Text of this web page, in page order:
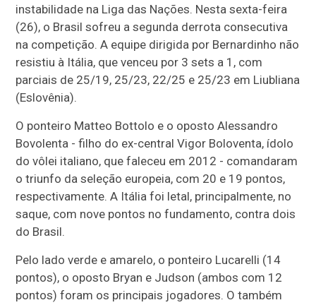
instabilidade na Liga das Nações. Nesta sexta-feira
(26), o Brasil sofreu a segunda derrota consecutiva
na competição. A equipe dirigida por Bernardinho não
resistiu à Itália, que venceu por 3 sets a 1, com
parciais de 25/19, 25/23, 22/25 e 25/23 em Liubliana
(Eslovênia).
O ponteiro Matteo Bottolo e o oposto Alessandro
Bovolenta - filho do ex-central Vigor Boloventa, ídolo
do vôlei italiano, que faleceu em 2012 - comandaram
o triunfo da seleção europeia, com 20 e 19 pontos,
respectivamente. A Itália foi letal, principalmente, no
saque, com nove pontos no fundamento, contra dois
do Brasil.
Pelo lado verde e amarelo, o ponteiro Lucarelli (14
pontos), o oposto Bryan e Judson (ambos com 12
pontos) foram os principais jogadores. O também